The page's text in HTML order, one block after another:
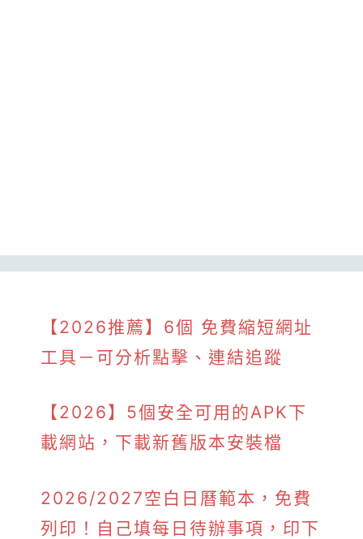
【2026推薦】6個 免費縮短網址
工具－可分析點擊、連結追蹤
【2026】5個安全可用的APK下
載網站，下載新舊版本安裝檔
2026/2027空白日曆範本，免費
列印！自己填每日待辦事項，印下